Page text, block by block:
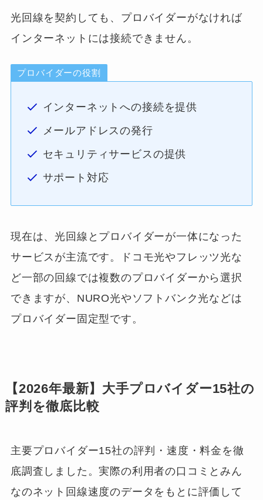
光回線を契約しても、プロバイダーがなければ
インターネットには接続できません。
プロバイダーの役割
インターネットへの接続を提供
メールアドレスの発行
セキュリティサービスの提供
サポート対応
現在は、光回線とプロバイダーが一体になった
サービスが主流です。ドコモ光やフレッツ光な
ど一部の回線では複数のプロバイダーから選択
できますが、NURO光やソフトバンク光などは
プロバイダー固定型です。
【2026年最新】大手プロバイダー15社の
評判を徹底比較
主要プロバイダー15社の評判・速度・料金を徹
底調査しました。実際の利用者の口コミとみん
なのネット回線速度のデータをもとに評価して